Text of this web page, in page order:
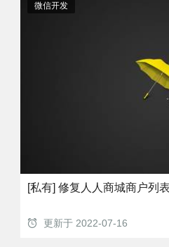
微信开发
[私有] 修复人人商城商户列
更新于 2022-07-16